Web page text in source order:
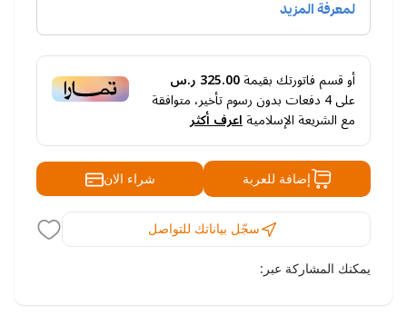
أو قسم فاتورتك بقيمة325.00 ر.س
على4 دفعات بدون رسوم تأخير، متوافقة
مع الشريعة الإسلاميةاعرف أكثر
إضافة للعربة شراء الان
سجّل بياناتك للتواصل
يمكنك المشاركة عبر: